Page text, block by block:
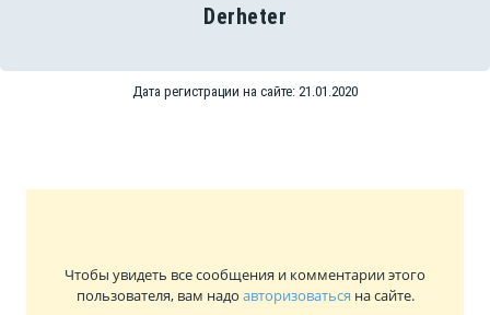
Derheter
Дата регистрации на сайте: 21.01.2020
Чтобы увидеть все сообщения и комментарии этого
пользователя, вам надо авторизоваться на сайте.